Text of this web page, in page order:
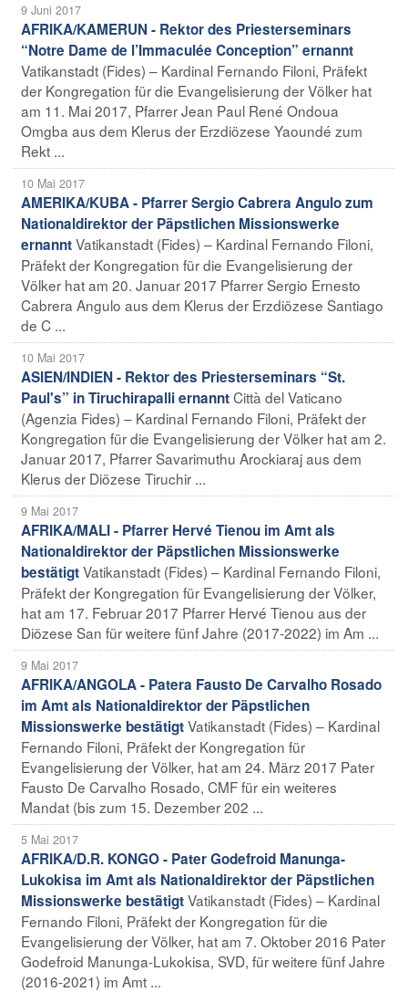
9 Juni 2017
AFRIKA/KAMERUN - Rektor des Priesterseminars
“Notre Dame de l’Immaculée Conception” ernannt
Vatikanstadt (Fides) – Kardinal Fernando Filoni, Präfekt
der Kongregation für die Evangelisierung der Völker hat
am 11. Mai 2017, Pfarrer Jean Paul René Ondoua
Omgba aus dem Klerus der Erzdiözese Yaoundé zum
Rekt ...
10 Mai 2017
AMERIKA/KUBA - Pfarrer Sergio Cabrera Angulo zum
Nationaldirektor der Päpstlichen Missionswerke
ernanntVatikanstadt (Fides) – Kardinal Fernando Filoni,
Präfekt der Kongregation für die Evangelisierung der
Völker hat am 20. Januar 2017 Pfarrer Sergio Ernesto
Cabrera Angulo aus dem Klerus der Erzdiözese Santiago
de C ...
10 Mai 2017
ASIEN/INDIEN - Rektor des Priesterseminars “St.
Paul's” in Tiruchirapalli ernanntCittà del Vaticano
(Agenzia Fides) – Kardinal Fernando Filoni, Präfekt der
Kongregation für die Evangelisierung der Völker hat am 2.
Januar 2017, Pfarrer Savarimuthu Arockiaraj aus dem
Klerus der Diözese Tiruchir ...
9 Mai 2017
AFRIKA/MALI - Pfarrer Hervé Tienou im Amt als
Nationaldirektor der Päpstlichen Missionswerke
bestätigtVatikanstadt (Fides) – Kardinal Fernando Filoni,
Präfekt der Kongregation für Evangelisierung der Völker,
hat am 17. Februar 2017 Pfarrer Hervé Tienou aus der
Diözese San für weitere fünf Jahre (2017-2022) im Am ...
9 Mai 2017
AFRIKA/ANGOLA - Patera Fausto De Carvalho Rosado
im Amt als Nationaldirektor der Päpstlichen
Missionswerke bestätigtVatikanstadt (Fides) – Kardinal
Fernando Filoni, Präfekt der Kongregation für
Evangelisierung der Völker, hat am 24. März 2017 Pater
Fausto De Carvalho Rosado, CMF für ein weiteres
Mandat (bis zum 15. Dezember 202 ...
5 Mai 2017
AFRIKA/D.R. KONGO - Pater Godefroid Manunga-
Lukokisa im Amt als Nationaldirektor der Päpstlichen
Missionswerke bestätigtVatikanstadt (Fides) – Kardinal
Fernando Filoni, Präfekt der Kongregation für die
Evangelisierung der Völker, hat am 7. Oktober 2016 Pater
Godefroid Manunga-Lukokisa, SVD, für weitere fünf Jahre
(2016-2021) im Amt ...